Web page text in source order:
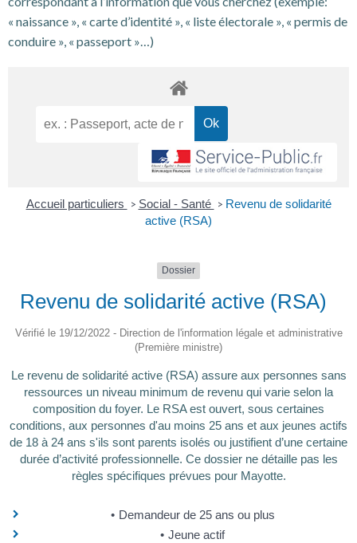
« naissance », « carte d’identité », « liste électorale », « permis de
conduire », « passeport »…)
Accueil particuliers > Social - Santé > Revenu de solidarité
active (RSA)
Dossier
Revenu de solidarité active (RSA)
Vérifié le 19/12/2022 - Direction de l'information légale et administrative
(Première ministre)
Le revenu de solidarité active (RSA) assure aux personnes sans
ressources un niveau minimum de revenu qui varie selon la
composition du foyer. Le RSA est ouvert, sous certaines
conditions, aux personnes d'au moins 25 ans et aux jeunes actifs
de 18 à 24 ans s'ils sont parents isolés ou justifient d’une certaine
durée d’activité professionnelle. Ce dossier ne détaille pas les
règles spécifiques prévues pour Mayotte.
Demandeur de 25 ans ou plus
Jeune actif